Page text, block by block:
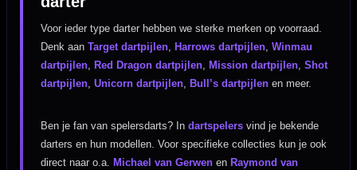
Voor ieder type darter hebben we sterke merken op voorraad.
Denk aanTarget dartpijlen, Harrows dartpijlen,Winmau
dartpijlen, Red Dragon dartpijlen, Mission dartpijlen,Shot
dartpijlen,Unicorn dartpijlen, Bull’s dartpijlen en meer.
Ben je fan van spelersdarts? Indartspelers vind je bekende
darters en hun modellen. Voor specifieke collecties kun je ook
direct naar o.a. Michael van Gerwen en Raymond van